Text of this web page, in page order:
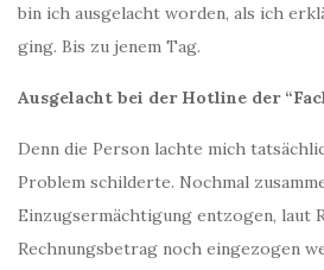
bin ich ausgelacht worden, als ich
ging. Bis zu jenem Tag.
Ausgelacht bei der Hotline der
Denn die Person lachte mich
Problem schilderte. Nochmal
Einzugsermächtigung entzogen, laut
Rechnungsbetrag noch eingezogen